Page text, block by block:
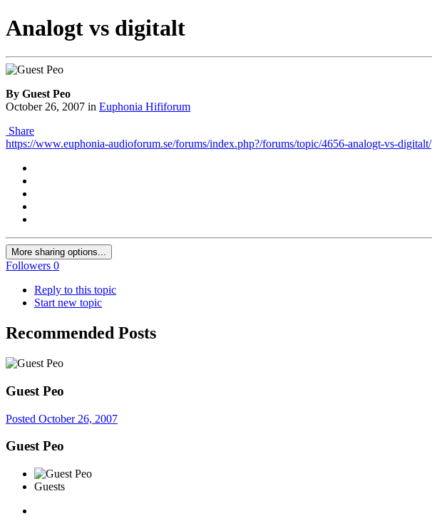
Analogt vs digitalt
By Guest Peo
October 26, 2007 in Euphonia Hififorum
Share
https://www.euphonia-audioforum.se/forums/index.php?/forums/topic/4656-analogt-vs-digitalt/
More sharing options...
Followers 0
Reply to this topic
Start new topic
Recommended Posts
Guest Peo
Posted October 26, 2007
Guest Peo
Guests